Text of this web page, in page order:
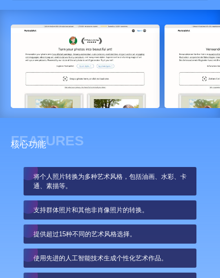
FEATURES
核心功能
将个人照片转换为多种艺术风格，包括油画、水彩、卡
通、素描等。
支持群体照片和其他非肖像照片的转换。
提供超过15种不同的艺术风格选择。
使用先进的人工智能技术生成个性化艺术作品。